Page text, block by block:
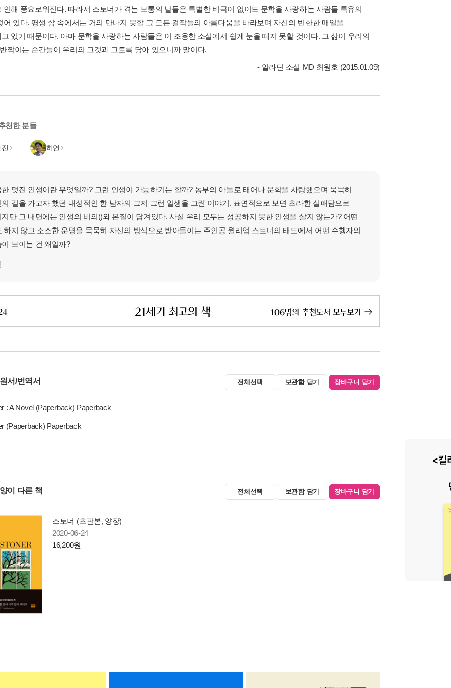
인해 풍요로워진다. 따라서 스토너가 겪는 보통의 날들은 특별한 비극이 없이도 문학을 사랑하는 사람들 특유의
어 있다. 평생 삶 속에서는 거의 만나지 못할 그 모든 걸작들의 아름다움을 바라보며 자신의 빈한한 매일을
있기 때문이다. 아마 문학을 사랑하는 사람들은 이 조용한 소설에서 쉽게 눈을 떼지 못할 것이다. 그 삶이 우리의
짝이는 순간들이 우리의 그것과 그토록 닮아 있으니까 말이다.
- 알라딘 소설 MD 최원호 (2015.01.09)
천한 분들
허연
멋진 인생이란 무엇일까? 그런 인생이 가능하기는 할까? 농부의 아들로 태어나 문학을 사랑했으며 묵묵히
길을 가고자 했던 내성적인 한 남자의 그저 그런 일생을 그린 이야기. 표면적으로 보면 초라한 실패담으로
만 그 내면에는 인생의 비의()와 본질이 담겨있다. 사실 우리 모두는 성공하지 못한 인생을 살지 않는가? 어떤
하지 않고 소소한 운명을 묵묵히 자신의 방식으로 받아들이는 주인공 윌리엄 스토너의 태도에서 어떤 수행자의
보이는 건 왜일까?
서/번역서 전체선택 보관함 담기 장바구니 담기
: A Novel (Paperback) Paperback
(Paperback) Paperback
이 다른 책 전체선택 보관함 담기 장바구니 담기
스토너 (초판본, 양장)
2020-06-24
16,200원